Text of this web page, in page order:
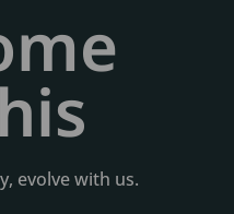
evolve with us.